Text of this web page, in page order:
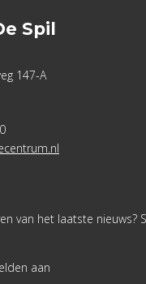
Spil
147-A
van het laatste nieuws?
aan